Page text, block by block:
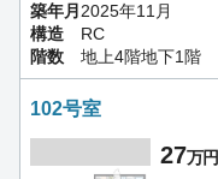
築年月 2025年11月
構造
RC
階数
地上4階地下1階
102号室
27万円